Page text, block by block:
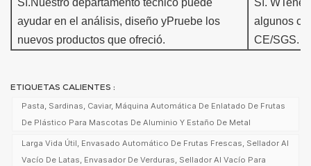
Sí.Nuestro departamento técnico puede
ayudar en el análisis, diseño yPruebe los
nuevos productos que ofreció.
Sí. W
algunos
CE/SGS.
ETIQUETAS CALIENTES :
Pasta, Sardinas, Caviar, Máquina Automática De Enlatado De Frutas
De Plástico Para Mascotas De Aluminio Y Estaño De Metal
Larga Vida Útil, Envasado Automático De Frutas Frescas, Sellador Al
Vacío De Latas, Envasador De Verduras, Sellador Al Vacío Para